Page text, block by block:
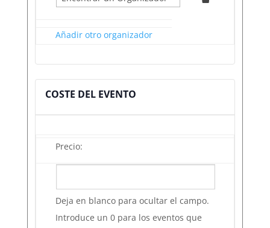
Añadir otro organizador
COSTE DEL EVENTO
Precio:
Deja en blanco para ocultar el campo.
Introduce un 0 para los eventos que